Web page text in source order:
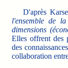
D'après
l'ensemble de
dimensions
Elles offrent des
des
collaboration